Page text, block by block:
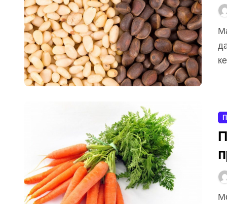
Мало кому известно, что хвойное дерево, которое
Морковь прочно занимает лидирующее место в